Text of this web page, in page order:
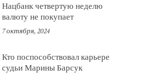
Нацбанк четвертую неделю
валюту не покупает
7 октября, 2024
Кто поспособствовал карьере
судьи Марины Барсук